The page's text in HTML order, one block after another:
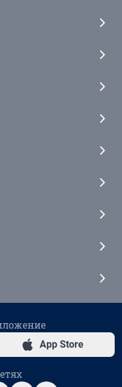
App Store